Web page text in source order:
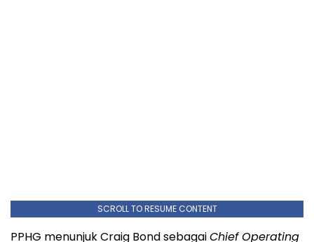
SCROLL TO RESUME CONTENT
PPHG menunjuk Craig Bond sebagaiChief Operating